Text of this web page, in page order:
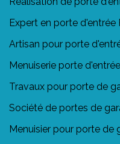
Expert en porte d'entrée
Artisan pour porte
Menuiserie porte
Travaux pour porte de
Société de portes de
Menuisier pour porte de